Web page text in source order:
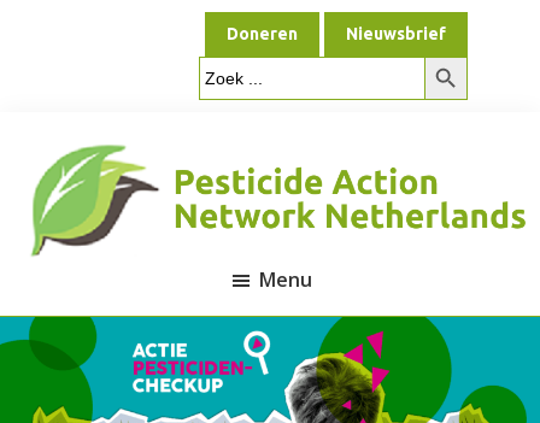
Doneren Nieuwsbrief
Zoek
naar:
Zoekknop
Pesticide
Action
Menu